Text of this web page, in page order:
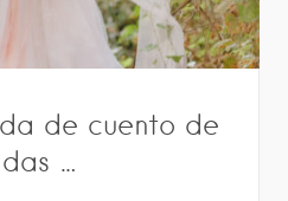
de cuento de
…